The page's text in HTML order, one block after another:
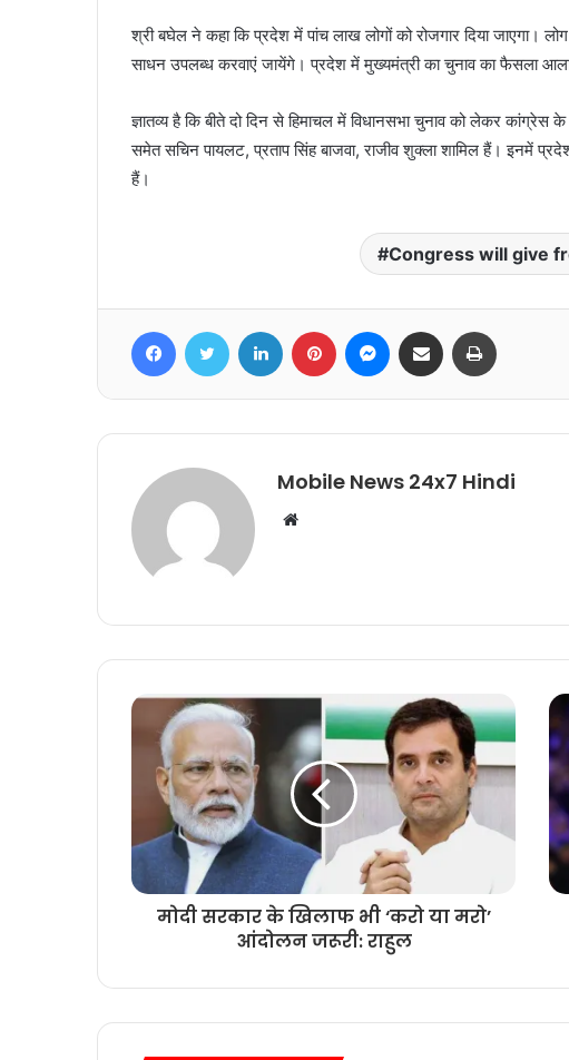
श्री बघेल ने कहा कि प्रदेश में पांच लाख लोगों को रोजगार दिया जाएगा।
साधन उपलब्ध करवाएं जायेंगे। प्रदेश में मुख्यमंत्री का चुनाव का फैसला
ज्ञातव्य है कि बीते दो दिन से हिमाचल में विधानसभा चुनाव को लेकर
समेत सचिन पायलट, प्रताप सिंह बाजवा, राजीव शुक्ला शामिल हैं। इनमें
हैं।
Congress will give
FacebookTwitter LinkedIn Pinterest Messenger
Share via Email
Mobile News 24x7 Hindi
Website
मोदी सरकार के खिलाफ भी ‘करो या मरो’
आंदोलन जरूरी: राहुल